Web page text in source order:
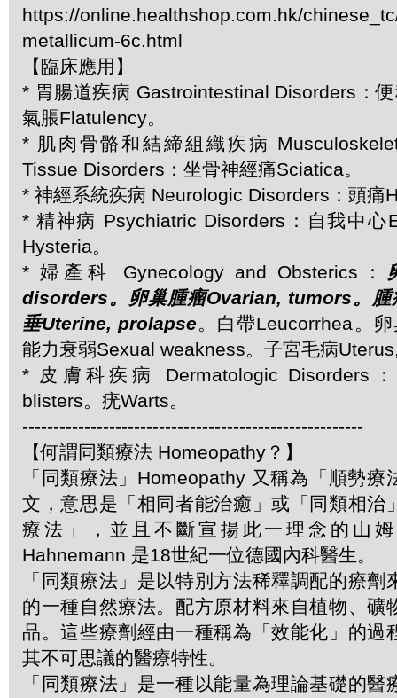
https://online.healthshop.com.hk/
metallicum-6c.html
【臨床應用】
* 胃腸道疾病 Gastrointestinal Disorders：
氣脹Flatulency。
* 肌肉骨骼和結締組織疾病
Tissue Disorders：坐骨神經痛Sciatica。
* 神經系統疾病 Neurologic Disorders：頭痛
* 精神病 Psychiatric Disorders：自我中心
Hysteria。
* 婦產科 Gynecology and Obsterics：
disorders。卵巢腫瘤Ovarian, tumors。腫
垂Uterine, prolapse。白帶Leucorrhea。
能力衰弱Sexual weakness。子宮毛病
* 皮膚科疾病 Dermatologic Disorders
blisters。疣Warts。
-------------------------------------------------------
【何謂同類療法 Homeopathy？】
「同類療法」Homeopathy 又稱為「順勢療
文，意思是「相同者能治癒」或「同類相治
療法」，並且不斷宣揚此一理念的山
Hahnemann 是18世紀一位德國內科醫生。
「同類療法」是以特別方法稀釋調配的療劑
的一種自然療法。配方原材料來自植物、礦
品。這些療劑經由一種稱為「效能化」的過
其不可思議的醫療特性。
「同類療法」是一種以能量為理論基礎的醫